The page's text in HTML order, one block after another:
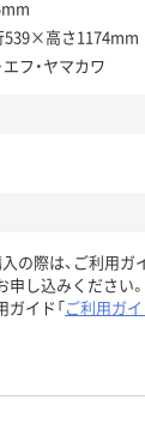
539×高さ1174mm
エフ・ヤマカワ
の際は、ご利用ガ
申し込みください。
ガイド「ご利用ガイ